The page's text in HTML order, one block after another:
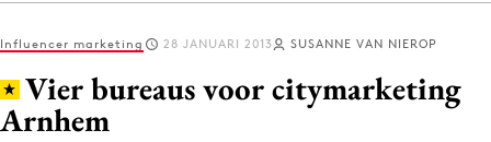
Log in
Influencer marketing 28 JANUARI 2013 SUSANNE VAN NIEROP
Vier bureaus voor citymarketing
Arnhem